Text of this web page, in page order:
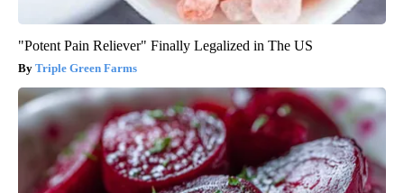
"Potent Pain Reliever" Finally Legalized in The US
Triple Green Farms